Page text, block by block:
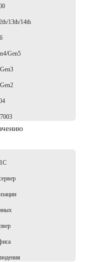
13th/14th
Gen5